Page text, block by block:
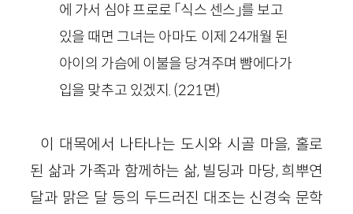
에 가서 심야 프로로 「식스 센스」를 보고
있을 때면 그녀는 아마도 이제 24개월 된
아이의 가슴에 이불을 당겨주며 뺨에다가
입을 맞추고 있겠지. (221면)
이 대목에서 나타나는 도시와 시골 마을, 홀로
된 삶과 가족과 함께하는 삶, 빌딩과 마당, 희뿌연
달과 맑은 달 등의 두드러진 대조는 신경숙 문학